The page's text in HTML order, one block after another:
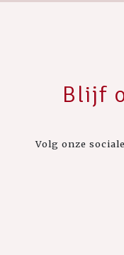
Blijf
Volg onze